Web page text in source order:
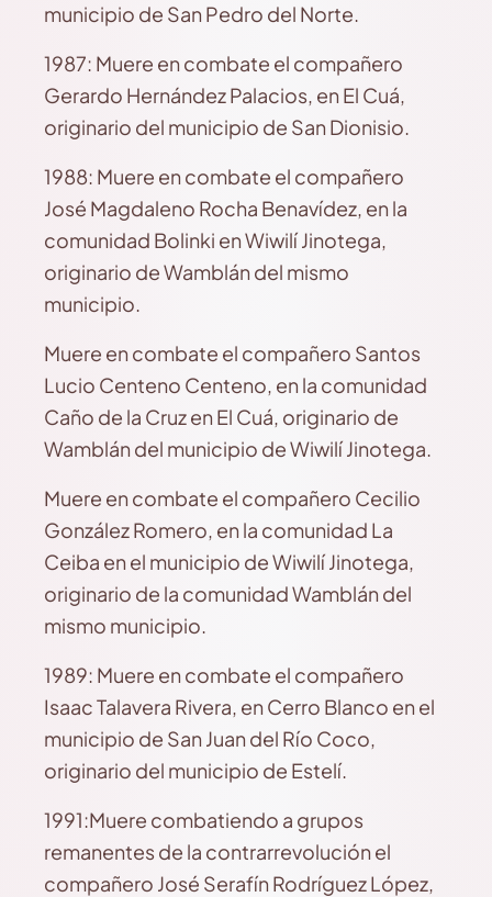
municipio de San Pedro del Norte.
1987: Muere en combate el compañero
Gerardo Hernández Palacios, en El Cuá,
originario del municipio de San Dionisio.
1988: Muere en combate el compañero
José Magdaleno Rocha Benavídez, en la
comunidad Bolinki en Wiwilí Jinotega,
originario de Wamblán del mismo
municipio.
Muere en combate el compañero Santos
Lucio Centeno Centeno, en la comunidad
Caño de la Cruz en El Cuá, originario de
Wamblán del municipio de Wiwilí Jinotega.
Muere en combate el compañero Cecilio
González Romero, en la comunidad La
Ceiba en el municipio de Wiwilí Jinotega,
originario de la comunidad Wamblán del
mismo municipio.
1989: Muere en combate el compañero
Isaac Talavera Rivera, en Cerro Blanco en el
municipio de San Juan del Río Coco,
originario del municipio de Estelí.
1991:Muere combatiendo a grupos
remanentes de la contrarrevolución el
compañero José Serafín Rodríguez López,